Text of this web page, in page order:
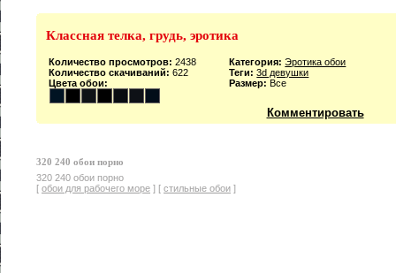
Классная телка, грудь, эротика
Количество просмотров: 2438
Количество скачиваний: 622
Цвета обои:
Категория: Эротика обои
Теги: 3d девушки
Размер: Все
Комментировать
320 240 обои порно
320 240 обои порно
[ обои для рабочего море ] [ стильные обои ]